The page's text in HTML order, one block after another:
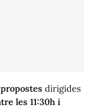
dirigides
les 11:30h i